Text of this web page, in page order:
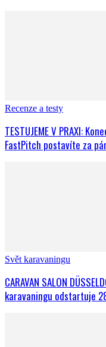
Recenze a testy
TESTUJEME V PRAXI:
FastPitch postavíte za
Svět karavaningu
CARAVAN SALON
karavaningu odstartuje